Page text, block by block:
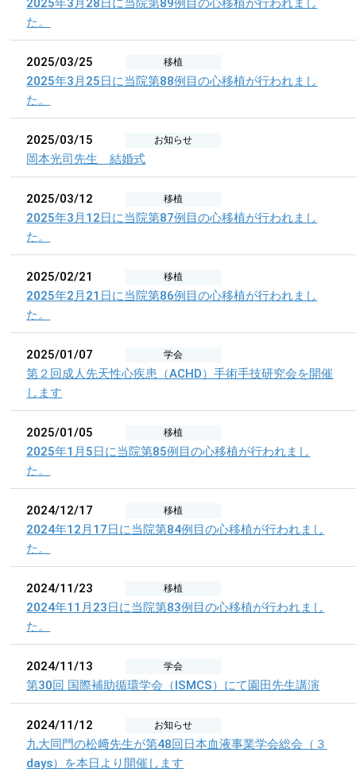
2025年3月28日に当院第89例目の心移植が行われまし
た。
2025/03/25 移植
2025年3月25日に当院第88例目の心移植が行われまし
た。
2025/03/15 お知らせ
岡本光司先生 結婚式
2025/03/12 移植
2025年3月12日に当院第87例目の心移植が行われまし
た。
2025/02/21 移植
2025年2月21日に当院第86例目の心移植が行われまし
た。
2025/01/07 学会
第２回成人先天性心疾患（ACHD）手術手技研究会を開催
します
2025/01/05 移植
2025年1月5日に当院第85例目の心移植が行われまし
た。
2024/12/17 移植
2024年12月17日に当院第84例目の心移植が行われまし
た。
2024/11/23 移植
2024年11月23日に当院第83例目の心移植が行われまし
た。
2024/11/13 学会
第30回 国際補助循環学会（ISMCS）にて園田先生講演
2024/11/12 お知らせ
九大同門の松﨑先生が第48回日本血液事業学会総会（３
days）を本日より開催します